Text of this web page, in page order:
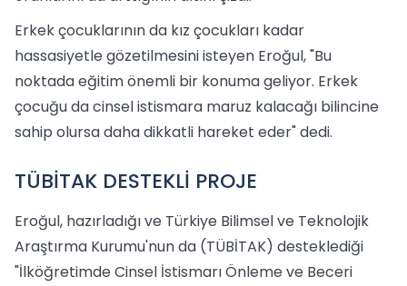
Erkek çocuklarının da kız çocukları kadar
hassasiyetle gözetilmesini isteyen Eroğul, "Bu
noktada eğitim önemli bir konuma geliyor. Erkek
çocuğu da cinsel istismara maruz kalacağı bilincine
sahip olursa daha dikkatli hareket eder" dedi.
TÜBİTAK DESTEKLİ PROJE
Eroğul, hazırladığı ve Türkiye Bilimsel ve Teknolojik
Araştırma Kurumu'nun da (TÜBİTAK) desteklediği
"İlköğretimde Cinsel İstismarı Önleme ve Beceri